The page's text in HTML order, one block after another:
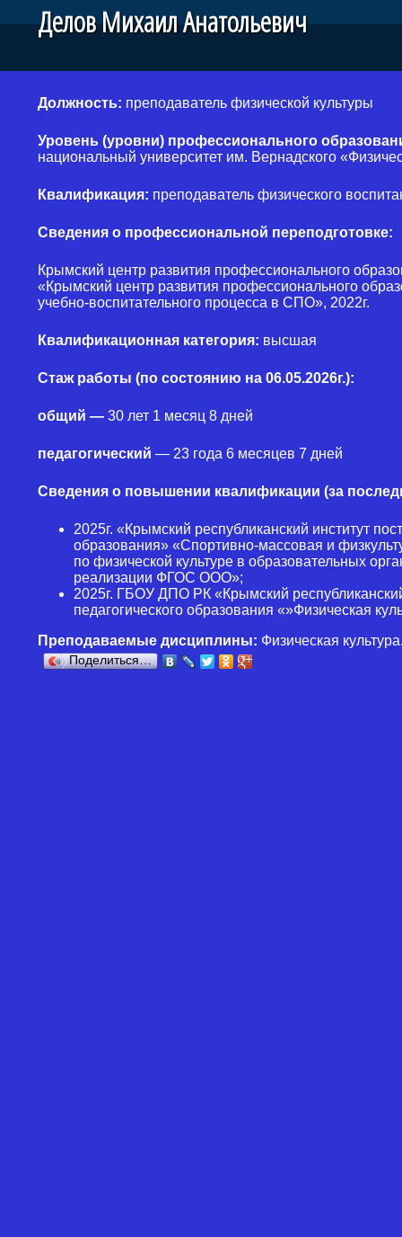
Делов Михаил Анатольевич
Должность: преподаватель физической культуры
Уровень (уровни) профессионального
национальный университет им. Вернадского
Квалификация: преподаватель физического
Сведения о профессиональной переподготовке:
Крымский центр развития профессионального
«Крымский центр развития профессионального
учебно-воспитательного процесса в СПО», 2022г.
Квалификационная категория: высшая
Стаж работы (по состоянию на 06.05.2026г.):
общий —30 лет 1 месяц 8 дней
педагогический — 23 года 6 месяцев 7 дней
Сведения о повышении квалификации (за
2025г. «Крымский республиканский институт
образования» «Спортивно-массовая и
по физической культуре в образовательных
реализации ФГОС ООО»;
2025г. ГБОУ ДПО РК «Крымский
педагогического образования «»Физическая
Преподаваемые дисциплины: Физическая
Поделиться…